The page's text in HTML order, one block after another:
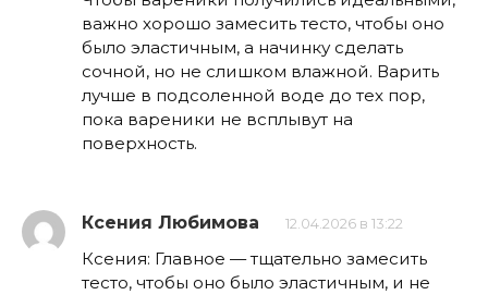
важно хорошо замесить тесто, чтобы оно
было эластичным, а начинку сделать
сочной, но не слишком влажной. Варить
лучше в подсоленной воде до тех пор,
пока вареники не всплывут на
поверхность.
Ксения Любимова 12.04.2026 в 13:22
Ксения: Главное — тщательно замесить
тесто, чтобы оно было эластичным, и не